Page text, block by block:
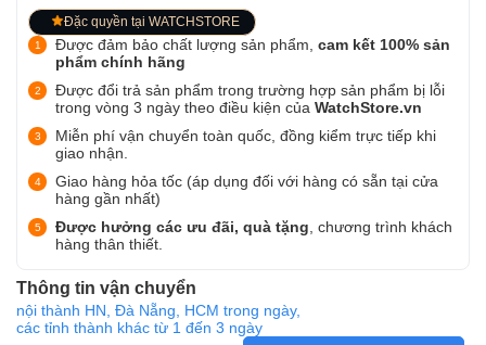
Đặc quyền tại WATCHSTORE
Được đảm bảo chất lượng sản phẩm, cam kết 100% sản
phẩm chính hãng
Được đổi trả sản phẩm trong trường hợp sản phẩm bị lỗi
trong vòng 3 ngày theo điều kiện của WatchStore.vn
Miễn phí vận chuyển toàn quốc, đồng kiểm trực tiếp khi
giao nhận.
Giao hàng hỏa tốc (áp dụng đối với hàng có sẵn tại cửa
hàng gần nhất)
Được hưởng các ưu đãi, quà tặng , chương trình khách
hàng thân thiết.
Thông tin vận chuyển
nội thành HN, Đà Nẵng, HCM trong ngày,
các tỉnh thành khác từ 1 đến 3 ngày